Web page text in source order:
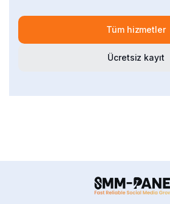
Tüm hizmetler
Ücretsiz kayıt